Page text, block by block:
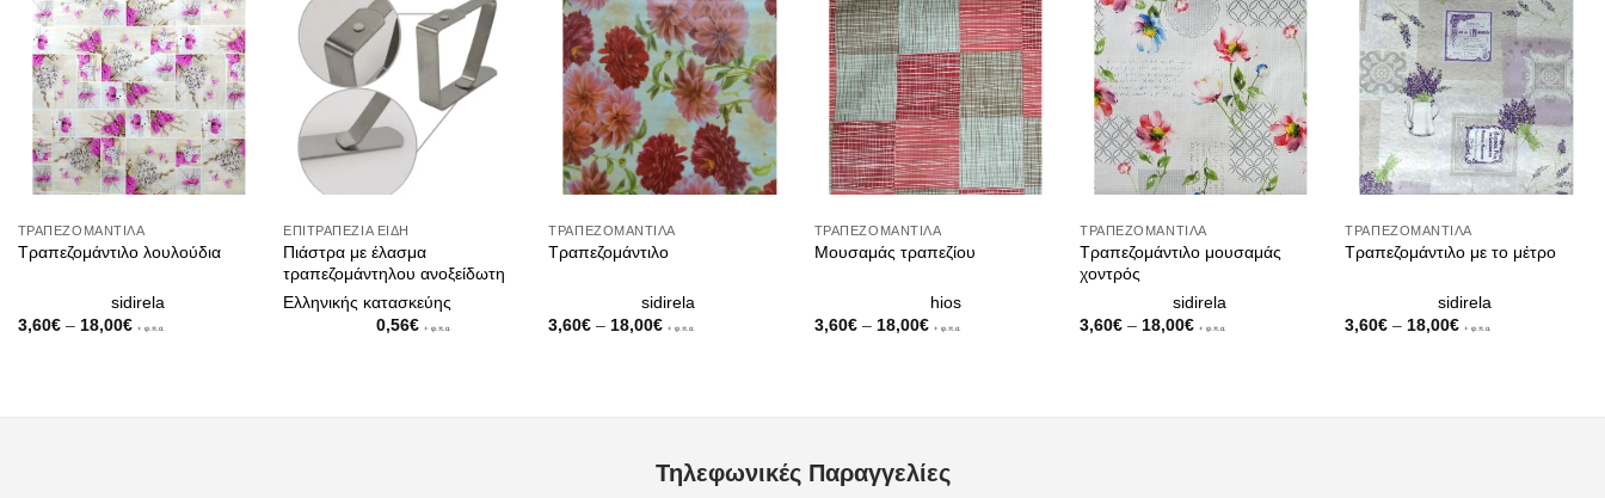
ΤΡΑΠΕΖΟΜΆΝΤΙΛΑ
Τραπεζομάντιλο λουλούδια
sidirela
3,60€ – 18,00€Price
+ φ.π.α.
ΕΠΙΤΡΑΠΈΖΙΑ ΕΊΔΗ
Πιάστρα με έλασμα
τραπεζομάντηλου ανοξείδωτη
Ελληνικής κατασκεύης
0,56€ + φ.π.α.
ΤΡΑΠΕΖΟΜΆΝΤΙΛΑ
Τραπεζομάντιλο
sidirela
3,60€ – 18,00€Price
+ φ.π.α.
ΤΡΑΠΕΖΟΜΆΝΤΙΛΑ
Μουσαμάς τραπεζίου
hios
3,60€ – 18,00€Price
+ φ.π.α.
ΤΡΑΠΕΖΟΜΆΝΤΙΛΑ
Τραπεζομάντιλο μουσαμάς
χοντρός
sidirela
3,60€ – 18,00€Price
+ φ.π.α.
ΤΡΑΠΕΖΟΜΆΝΤΙΛΑ
Τραπεζομάντιλο με το μέτρο
sidirela
3,60€ – 18,00€Price
+ φ.π.α.
Τηλεφωνικές Παραγγελίες